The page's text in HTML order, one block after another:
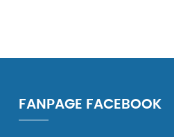
FANPAGE FACEBOOK